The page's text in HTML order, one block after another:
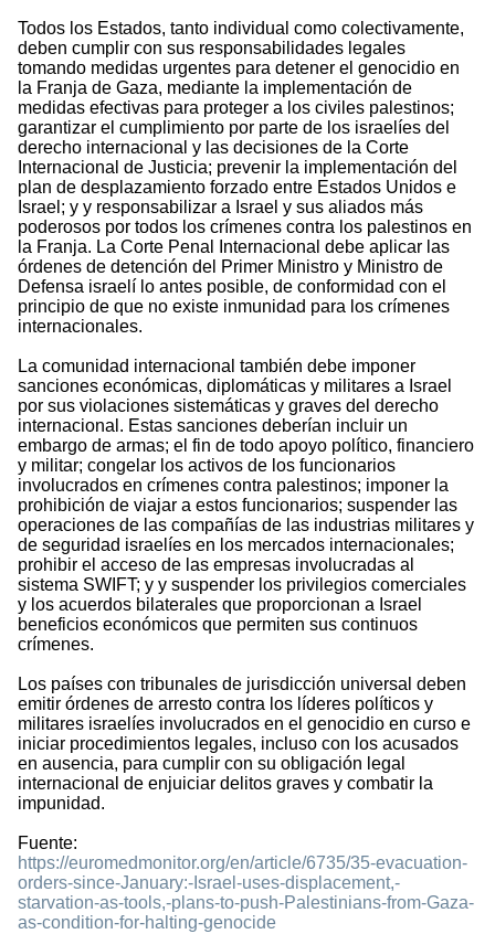
Todos los Estados, tanto individual como colectivamente,
deben cumplir con sus responsabilidades legales
tomando medidas urgentes para detener el genocidio en
la Franja de Gaza, mediante la implementación de
medidas efectivas para proteger a los civiles palestinos;
garantizar el cumplimiento por parte de los israelíes del
derecho internacional y las decisiones de la Corte
Internacional de Justicia; prevenir la implementación del
plan de desplazamiento forzado entre Estados Unidos e
Israel; y y responsabilizar a Israel y sus aliados más
poderosos por todos los crímenes contra los palestinos en
la Franja. La Corte Penal Internacional debe aplicar las
órdenes de detención del Primer Ministro y Ministro de
Defensa israelí lo antes posible, de conformidad con el
principio de que no existe inmunidad para los crímenes
internacionales.
La comunidad internacional también debe imponer
sanciones económicas, diplomáticas y militares a Israel
por sus violaciones sistemáticas y graves del derecho
internacional. Estas sanciones deberían incluir un
embargo de armas; el fin de todo apoyo político, financiero
y militar; congelar los activos de los funcionarios
involucrados en crímenes contra palestinos; imponer la
prohibición de viajar a estos funcionarios; suspender las
operaciones de las compañías de las industrias militares y
de seguridad israelíes en los mercados internacionales;
prohibir el acceso de las empresas involucradas al
sistema SWIFT; y y suspender los privilegios comerciales
y los acuerdos bilaterales que proporcionan a Israel
beneficios económicos que permiten sus continuos
crímenes.
Los países con tribunales de jurisdicción universal deben
emitir órdenes de arresto contra los líderes políticos y
militares israelíes involucrados en el genocidio en curso e
iniciar procedimientos legales, incluso con los acusados
en ausencia, para cumplir con su obligación legal
internacional de enjuiciar delitos graves y combatir la
impunidad.
Fuente:
https://euromedmonitor.org/en/article/6735/35-evacuation-
orders-since-January:-Israel-uses-displacement,-
starvation-as-tools,-plans-to-push-Palestinians-from-Gaza-
as-condition-for-halting-genocide